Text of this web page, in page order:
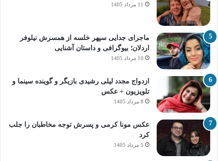
11 مرداد 1405
ماجرای جدایی سپهر خلسه از همسرش نیلوفر
اردلان؛ بیوگرافی و داستان آشنایی
10 مرداد 1405
ازدواج مجدد لیلی رشیدی بازیگر و گوینده سینما و
تلویزیون + عکس
8 مرداد 1405
عکس مونا کرمی و پسرش توجه مخاطبان را جلب
کرد
5 مرداد 1405